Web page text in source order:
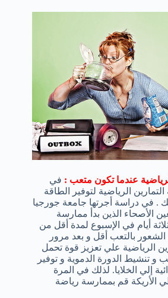
عندما تكون متعب : في
الرياضية لتوفير الطاقة
. في دراسة أجرتها جامعة جورجيا
الأصحاء الذين بدأ ممارسة
أيام في الإسبوع لمدة أقل من
بالتعب أقل و بعد مرور
الرياضية علي تعزيز قوة تحمل
و تنشيط الدورة الدموية و توفير
إلي الخلايا. لذلك في المرة
الأريكة قم بممارسة رياضة